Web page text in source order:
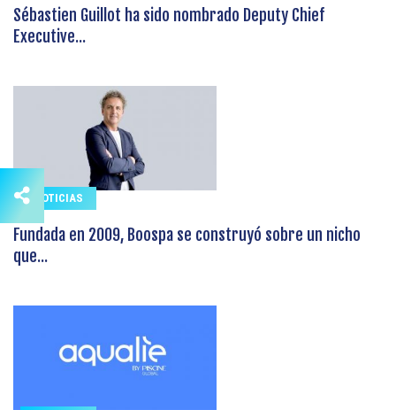
Sébastien Guillot ha sido nombrado Deputy Chief
Executive...
NOTICIAS
Fundada en 2009, Boospa se construyó sobre un nicho
que...